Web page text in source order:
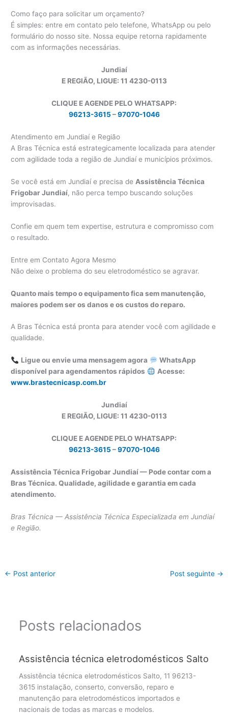
Como faço para solicitar um orçamento?
É simples: entre em contato pelo telefone, WhatsApp ou pelo
formulário do nosso site. Nossa equipe retorna rapidamente
com as informações necessárias.
Jundiaí
E REGIÃO, LIGUE: 11 4230-0113
CLIQUE E AGENDE PELO WHATSAPP:
96213-3615 –97070-1046
Atendimento em Jundiaí e Região
A Bras Técnica está estrategicamente localizada para atender
com agilidade toda a região de Jundiaí e municípios próximos.
Se você está em Jundiaí e precisa de Assistência Técnica
Frigobar Jundiaí, não perca tempo buscando soluções
improvisadas.
Confie em quem tem expertise, estrutura e compromisso com
o resultado.
Entre em Contato Agora Mesmo
Não deixe o problema do seu eletrodoméstico se agravar.
Quanto mais tempo o equipamento fica sem manutenção,
maiores podem ser os danos e os custos do reparo.
A Bras Técnica está pronta para atender você com agilidade e
qualidade.
Ligue ou envie uma mensagem agora
WhatsApp
disponível para agendamentos rápidos
Acesse:
www.brastecnicasp.com.br
Jundiaí
E REGIÃO, LIGUE: 11 4230-0113
CLIQUE E AGENDE PELO WHATSAPP:
96213-3615 –97070-1046
Assistência Técnica Frigobar Jundiaí — Pode contar com a
Bras Técnica. Qualidade, agilidade e garantia em cada
atendimento.
Bras Técnica — Assistência Técnica Especializada em Jundiaí
e Região.
← Post anterior Post seguinte →
Posts relacionados
Assistência técnica eletrodomésticos Salto
Assistência técnica eletrodomésticos Salto, 11 96213-
3615 instalação, conserto, conversão, reparo e
manutenção para eletrodomésticos importados e
nacionais de todas as marcas e modelos.